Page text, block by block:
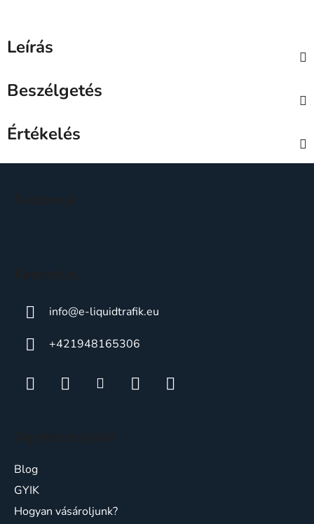
Leírás
Beszélgetés
Értékelés
info@e-liquidtrafik.eu
+421948165306
Blog
GYIK
Hogyan vásároljunk?